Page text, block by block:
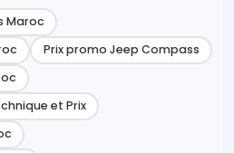
Maroc
Prix promo Jeep Compass
et Prix